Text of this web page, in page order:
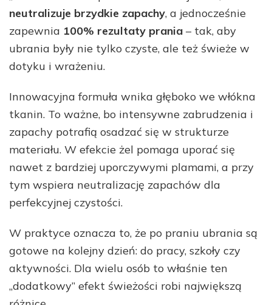
neutralizuje brzydkie zapachy, a jednocześnie
zapewnia 100% rezultaty prania – tak, aby
ubrania były nie tylko czyste, ale też świeże w
dotyku i wrażeniu.
Innowacyjna formuła wnika głęboko we włókna
tkanin. To ważne, bo intensywne zabrudzenia i
zapachy potrafią osadzać się w strukturze
materiału. W efekcie żel pomaga uporać się
nawet z bardziej uporczywymi plamami, a przy
tym wspiera neutralizację zapachów dla
perfekcyjnej czystości.
W praktyce oznacza to, że po praniu ubrania są
gotowe na kolejny dzień: do pracy, szkoły czy
aktywności. Dla wielu osób to właśnie ten
„dodatkowy” efekt świeżości robi największą